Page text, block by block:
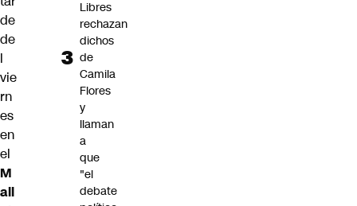
de
de
l
vie
rn
es
en
el
M
all
Libres
rechazan
dichos
de
Camila
Flores
y
llaman
a
que
"el
debate